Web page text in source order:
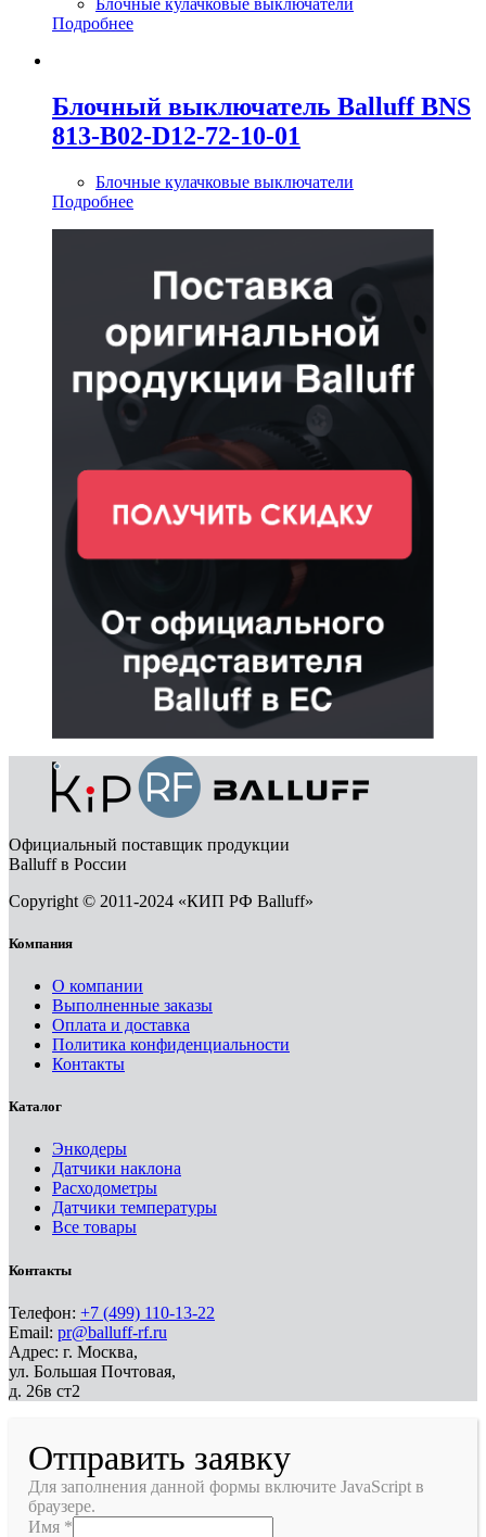
Блочные кулачковые выключатели
Подробнее
Блочный выключатель Balluff BNS
813-B02-D12-72-10-01
Блочные кулачковые выключатели
Подробнее
Официальный поставщик продукции
Balluff в России
Copyright © 2011-2024 «КИП РФ Balluff»
Компания
О компании
Выполненные заказы
Оплата и доставка
Политика конфиденциальности
Контакты
Каталог
Энкодеры
Датчики наклона
Расходометры
Датчики температуры
Все товары
Контакты
Телефон: +7 (499) 110-13-22
Email: pr@balluff-rf.ru
Адрес: г. Москва,
ул. Большая Почтовая,
д. 26в ст2
Отправить заявку
Для заполнения данной формы включите JavaScript в
браузере.
Имя *